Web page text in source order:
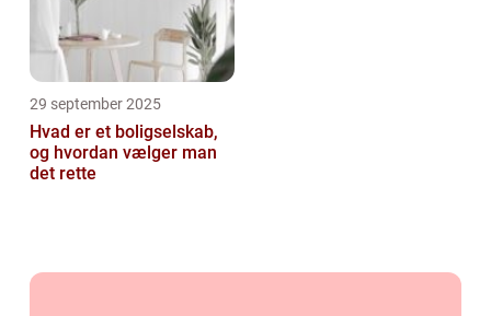
29 september 2025
Hvad er et boligselskab,
og hvordan vælger man
det rette